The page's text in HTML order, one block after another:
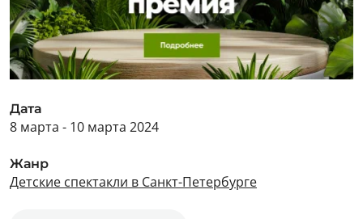
Дата
8 марта - 10 марта 2024
Жанр
Детские спектакли в Санкт-Петербурге